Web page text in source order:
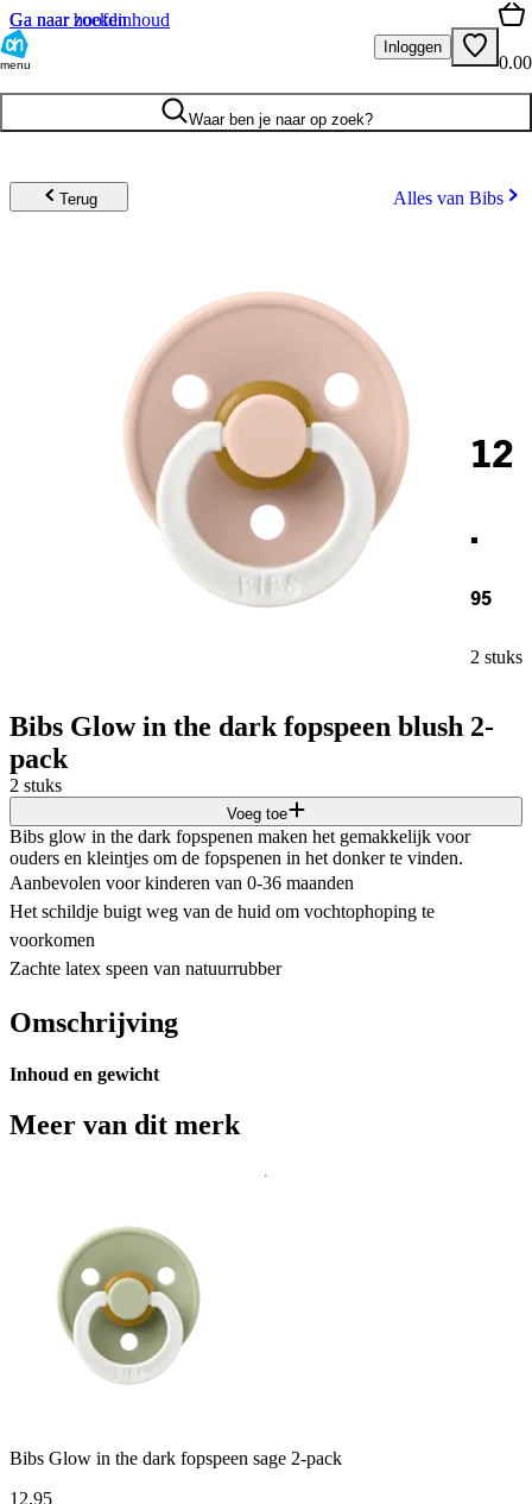
Ga naar hoofdinhoud
Ga naar zoeken
menu
Inloggen
0.00
Waar ben je naar op zoek?
Terug Alles van Bibs
12
.
95
2 stuks
Bibs Glow in the dark fopspeen blush 2-
pack
2 stuks
Voeg toe
Bibs glow in the dark fopspenen maken het gemakkelijk voor
ouders en kleintjes om de fopspenen in het donker te vinden.
Aanbevolen voor kinderen van 0-36 maanden
Het schildje buigt weg van de huid om vochtophoping te
voorkomen
Zachte latex speen van natuurrubber
Omschrijving
Inhoud en gewicht
Meer van dit merk
Bibs Glow in the dark fopspeen sage 2-pack
12.95